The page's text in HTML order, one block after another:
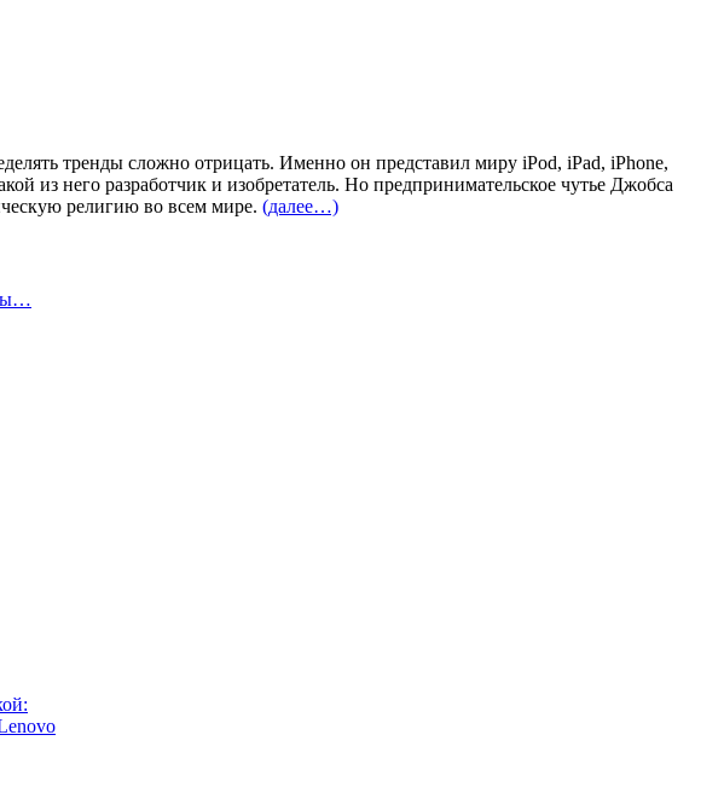
тренды сложно отрицать. Именно он представил миру iPod, iPad, iPhone,
из него разработчик и изобретатель. Но предпринимательское чутье Джобса
религию во всем мире. (далее…)